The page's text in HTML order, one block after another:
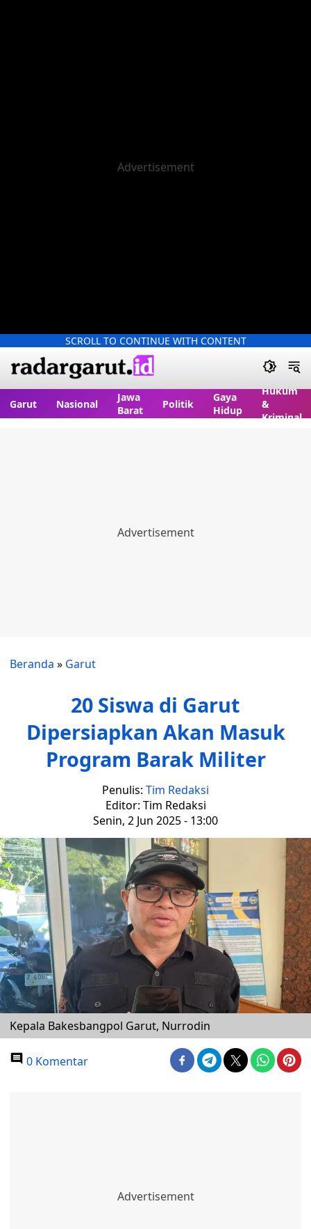
SCROLL TO CONTINUE WITH CONTENT
Garut Nasional
Jawa
Barat
Politik
Gaya
Hidup
Hukum
&
Kriminal
Beranda » Garut
20 Siswa di Garut
Dipersiapkan Akan Masuk
Program Barak Militer
Penulis: Tim Redaksi
Editor: Tim Redaksi
Senin, 2 Jun 2025 - 13:00
Kepala Bakesbangpol Garut, Nurrodin
0 Komentar